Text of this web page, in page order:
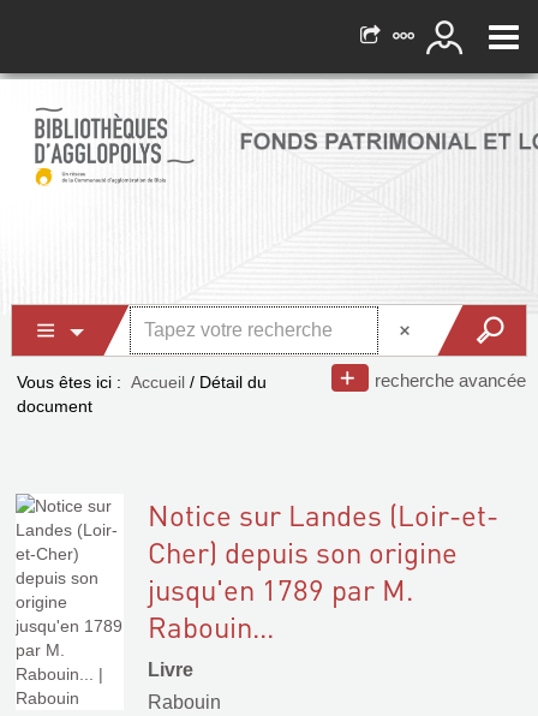
recherche avancée
Vous êtes ici : Accueil / Détail du
document
Notice sur Landes (Loir-et-
Cher) depuis son origine
jusqu'en 1789 par M.
Rabouin...
Livre
Rabouin